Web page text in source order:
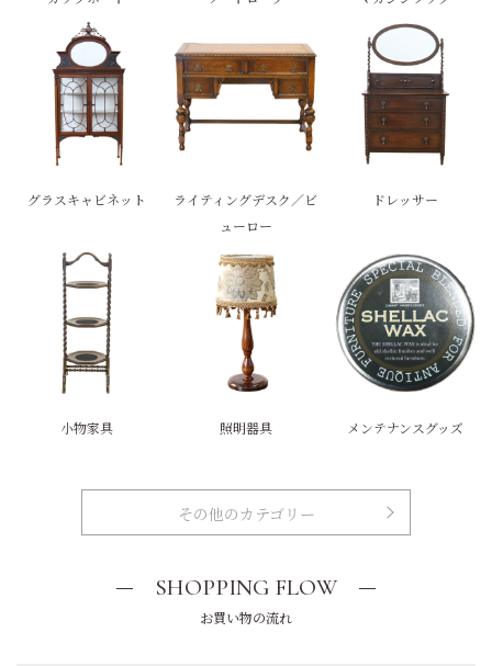
グラスキャビネット
ライティングデスク／ビ
ューロー
ドレッサー
小物家具 照明器具 メンテナンスグッズ
その他のカテゴリー
SHOPPING FLOW
お買い物の流れ